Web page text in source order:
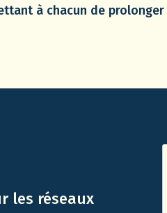
à chacun de
les réseaux